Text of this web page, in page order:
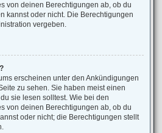
von deinen Berechtigungen ab, ob du
kannst oder nicht. Die Berechtigungen
vergeben.
erscheinen unter den Ankündigungen
zu sehen. Sie haben meist einen
sie lesen solltest. Wie bei den
von deinen Berechtigungen ab, ob du
oder nicht; die Berechtigungen stellt